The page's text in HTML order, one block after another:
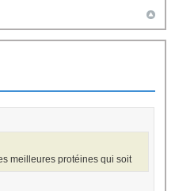
meilleures protéines qui soit